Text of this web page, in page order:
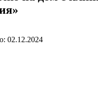
02.12.2024